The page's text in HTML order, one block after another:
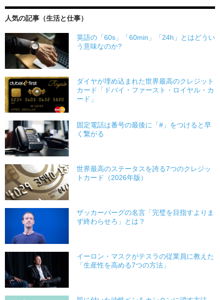
人気の記事（生活と仕事）
英語の「60s」「60min」「24h」とはどうい
う意味なのか?
ダイヤが埋め込まれた世界最高のクレジット
カード「ドバイ・ファースト・ロイヤル・カ
ード」
固定電話は番号の最後に「#」をつけると早
く繋がる
世界最高のステータスを誇る7つのクレジッ
トカード（2026年版）
ザッカーバーグの名言「完璧を目指すよりま
ず終わらせろ」とは？
イーロン・マスクがテスラの従業員に教えた
「生産性を高める7つの方法」